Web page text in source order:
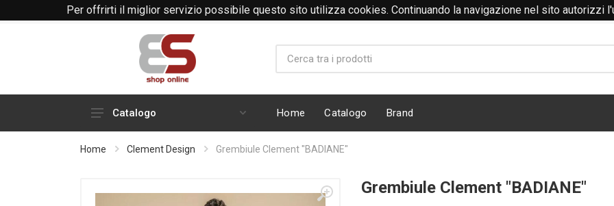
Per offrirti il miglior servizio possibile questo sito utilizza cookies. Continuando la navigazione nel sito autorizzi
Telefono Mail
Linea cuochi
Reception - Sala - Bar
Catalogo Home Catalogo Brand
Home Clement Design Grembiule Clement "BADIANE"
Grembiule Clement "BADIANE"